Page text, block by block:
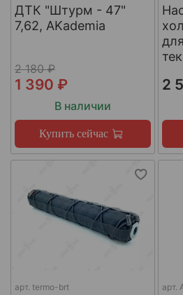
ДТК "Штурм - 47"
7,62, AKademia
2 180 ₽
1 390 ₽
В наличии
Купить сейчас
тек
2
арт. termo-brt арт.